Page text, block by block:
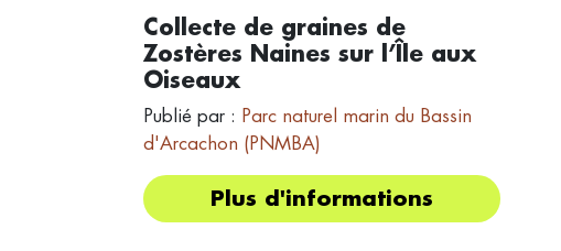
Collecte de graines de
Zostères Naines sur l’Île aux
Oiseaux
Publié par : Parc naturel marin du Bassin
d'Arcachon (PNMBA)
Plus d'informations